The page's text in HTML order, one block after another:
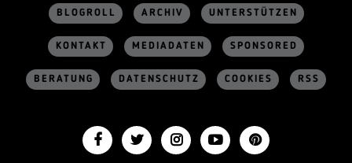
BLOGROLL ARCHIV UNTERSTÜTZEN
KONTAKT MEDIADATEN SPONSORED
BERATUNG DATENSCHUTZ COOKIES RSS